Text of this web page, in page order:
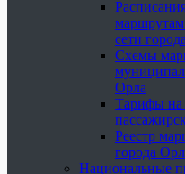
сети
Схемы
Орла
Тарифы на
Реестр
города
Национальные